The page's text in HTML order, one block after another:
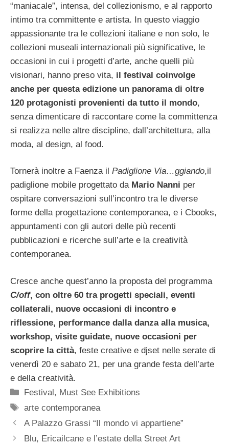
“maniacale”, intensa, del collezionismo, e al rapporto
intimo tra committente e artista. In questo viaggio
appassionante tra le collezioni italiane e non solo, le
collezioni museali internazionali più significative, le
occasioni in cui i progetti d’arte, anche quelli più
visionari, hanno preso vita, il festival coinvolge
anche per questa edizione un panorama di oltre
120 protagonisti provenienti da tutto il mondo,
senza dimenticare di raccontare come la committenza
si realizza nelle altre discipline, dall’architettura, alla
moda, al design, al food.
Tornerà inoltre a Faenza il Padiglione Via…ggiando,il
padiglione mobile progettato da Mario Nanni per
ospitare conversazioni sull’incontro tra le diverse
forme della progettazione contemporanea, e i Cbooks,
appuntamenti con gli autori delle più recenti
pubblicazioni e ricerche sull’arte e la creatività
contemporanea.
Cresce anche quest’anno la proposta del programma
C/off, con oltre 60 tra progetti speciali, eventi
collaterali, nuove occasioni di incontro e
riflessione, performance dalla danza alla musica,
workshop, visite guidate, nuove occasioni per
scoprire la città, feste creative e djset nelle serate di
venerdì 20 e sabato 21, per una grande festa dell’arte
e della creatività.
Categorie
Festival, Must See Exhibitions
Tag
arte contemporanea
A Palazzo Grassi “Il mondo vi appartiene”
Blu, Ericailcane e l’estate della Street Art